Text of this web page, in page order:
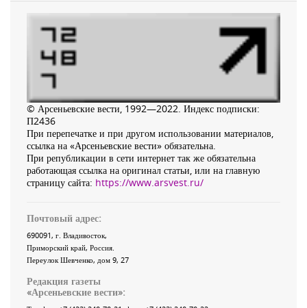
© Арсеньевские вести, 1992—2022. Индекс подписки:
П2436
При перепечатке и при другом использовании материалов,
ссылка на «Арсеньевские вести» обязательна.
При републикации в сети интернет так же обязательна
работающая ссылка на оригинал статьи, или на главную
страницу сайта: https://www.arsvest.ru/
Почтовый адрес:
690091, г. Владивосток,
Приморский край, Россия
Переулок Шевченко, дом 9, 27
Редакция газеты
«Арсеньевские вести»: